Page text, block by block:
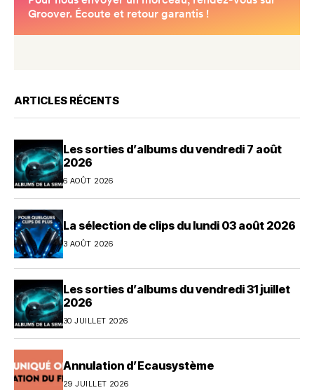
ARTICLES RÉCENTS
Les sorties d’albums du vendredi 7 août
2026
6 AOÛT 2026
La sélection de clips du lundi 03 août 2026
3 AOÛT 2026
Les sorties d’albums du vendredi 31 juillet
2026
30 JUILLET 2026
Annulation d’Ecausystème
29 JUILLET 2026